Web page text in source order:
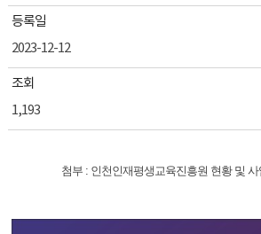
등록일
2023-12-12
조회
1,193
첨부 : 인천인재평생교육진흥원 현황 및